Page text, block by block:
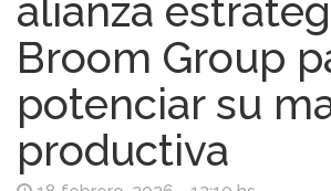
alianza
Broom Group
potenciar su
productiva